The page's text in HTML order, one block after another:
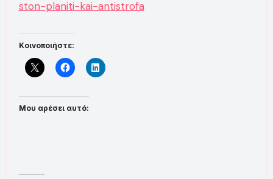
ston-planiti-kai-antistrofa
Κοινοποιήστε:
Μου αρέσει αυτό: